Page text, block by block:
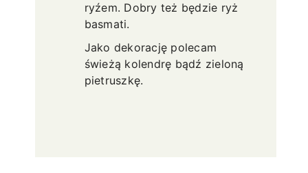
ryźem. Dobry też będzie ryż
basmati.
Jako dekorację polecam
świeżą kolendrę bądź zieloną
pietruszkę.